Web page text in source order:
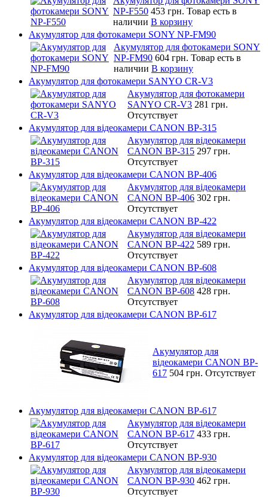
NP-F550 453 грн. Товар есть в
наличии В корзину
Акумулятор для фотокамери SONY NP-FM90
Акумулятор для фотокамери SONY
NP-FM90 604 грн. Товар есть в
наличии В корзину
Акумулятор для фотокамери SANYO CR-V3
Акумулятор для фотокамери
SANYO CR-V3 281 грн.
Отсутствует
Акумулятор для відеокамери CANON BP-315
Акумулятор для відеокамери
CANON BP-315 297 грн.
Отсутствует
Акумулятор для відеокамери CANON BP-406
Акумулятор для відеокамери
CANON BP-406 302 грн.
Отсутствует
Акумулятор для відеокамери CANON BP-422
Акумулятор для відеокамери
CANON BP-422 589 грн.
Отсутствует
Акумулятор для відеокамери CANON BP-608
Акумулятор для відеокамери
CANON BP-608 428 грн.
Отсутствует
Акумулятор для відеокамери CANON BP-617
Акумулятор для
відеокамери CANON BP-
617 504 грн. Отсутствует
Акумулятор для відеокамери CANON BP-617
Акумулятор для відеокамери
CANON BP-617 433 грн.
Отсутствует
Акумулятор для відеокамери CANON BP-930
Акумулятор для відеокамери
CANON BP-930 462 грн.
Отсутствует